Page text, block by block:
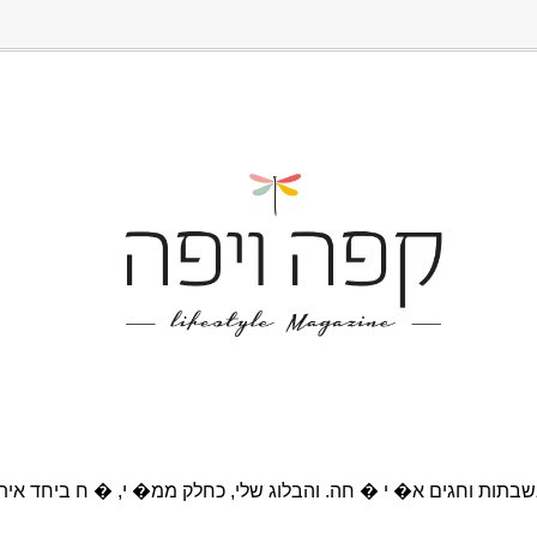
וחגים א� י � חה. והבלוג שלי, כחלק ממ� י, � ח ביחד